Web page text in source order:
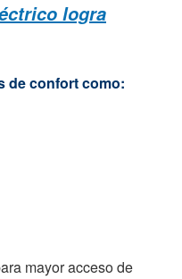
logra
de confort como:
mayor acceso de